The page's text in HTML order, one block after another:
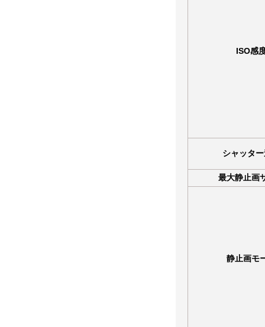
ISO感
シャッタ
最大静止画
静止画モ